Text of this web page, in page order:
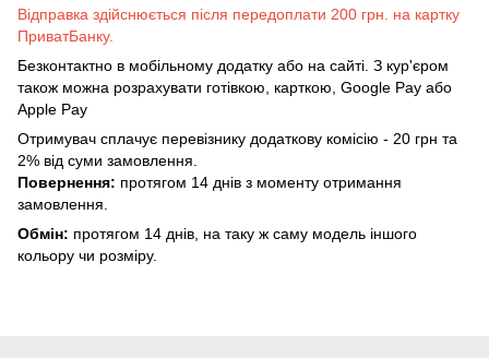
Відправка здійснюється після передоплати 200 грн. на картку
ПриватБанку.
Безконтактно в мобільному додатку або на сайті. З кур'єром
також можна розрахувати готівкою, карткою, Google Pay або
Apple Pay
Отримувач сплачує перевізнику додаткову комісію - 20 грн та
2% від суми замовлення.
Повернення: протягом 14 днів з моменту отримання
замовлення.
Обмін: протягом 14 днів, на таку ж саму модель іншого
кольору чи розміру.